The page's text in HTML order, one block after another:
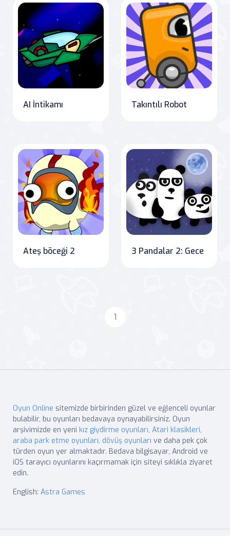
AI İntikamı Takıntılı Robot
Ateş böceği 2 3 Pandalar 2: Gece
1
Oyun Online sitemizde birbirinden güzel ve eğlenceli oyunlar
bulabilir, bu oyunları bedavaya oynayabilirsiniz. Oyun
arşivimizde en yeni kız giydirme oyunları, Atari klasikleri,
araba park etme oyunları, dövüş oyunları ve daha pek çok
türden oyun yer almaktadır. Bedava bilgisayar, Android ve
iOS tarayıcı oyunlarını kaçırmamak için siteyi sıklıkla ziyaret
edin.
English: Astra Games